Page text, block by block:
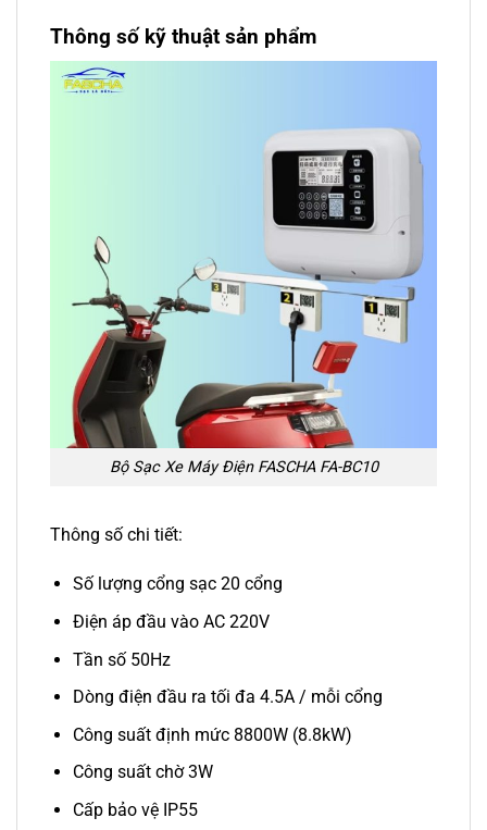
Thông số kỹ thuật sản phẩm
Bộ Sạc Xe Máy Điện FASCHA FA-BC10
Thông số chi tiết:
Số lượng cổng sạc 20 cổng
Điện áp đầu vào AC 220V
Tần số 50Hz
Dòng điện đầu ra tối đa 4.5A / mỗi cổng
Công suất định mức 8800W (8.8kW)
Công suất chờ 3W
Cấp bảo vệ IP55